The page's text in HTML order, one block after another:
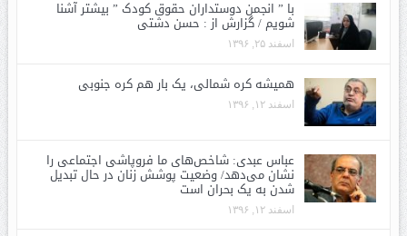
با ” انجمن دوستداران حقوق کودک ” بیشتر آشنا
شویم / گزارش از : حسن دشتی
اسفند ۲۵, ۱۳۹۶
همیشه کره شمالی، یک بار هم کره جنوبی
اسفند ۱۲, ۱۳۹۶
عباس عبدی: شاخص‌های ما فروپاشی اجتماعی را
نشان می‌دهد/ وضعیت پوشش زنان در حال تبدیل
شدن به یک بحران است
اسفند ۱۲, ۱۳۹۶